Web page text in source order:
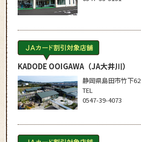
KADODE OOIGAWA（JA大井川）
静岡県島田市竹下62
TEL
0547-39-4073